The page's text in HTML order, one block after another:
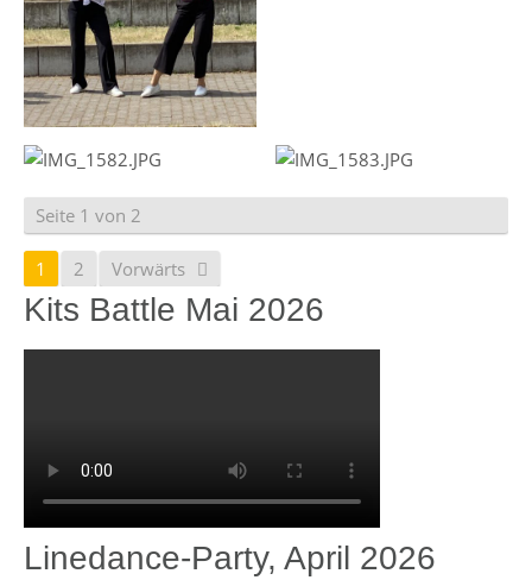
Seite 1 von 2
1 2 Vorwärts
Kits Battle Mai 2026
Linedance-Party, April 2026